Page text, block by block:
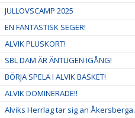
JULLOVSCAMP 2025
EN FANTASTISK SEGER!
ALVIK PLUSKORT!
SBL DAM ÄR ÄNTLIGEN IGÅNG!
BÖRJA SPELA I ALVIK BASKET!
ALVIK DOMINERADE!!
Alviks Herrlag tar sig an Åkersberga.